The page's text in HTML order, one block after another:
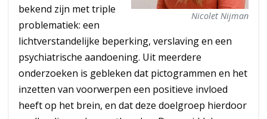
Nicolet Nijman
bekend zijn met triple
problematiek: een
lichtverstandelijke beperking, verslaving en een
psychiatrische aandoening. Uit meerdere
onderzoeken is gebleken dat pictogrammen en het
inzetten van voorwerpen een positieve invloed
heeft op het brein, en dat deze doelgroep hierdoor